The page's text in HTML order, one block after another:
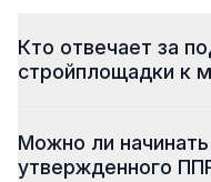
Кто отвечает за
стройплощадки к
Можно ли
утвержденного